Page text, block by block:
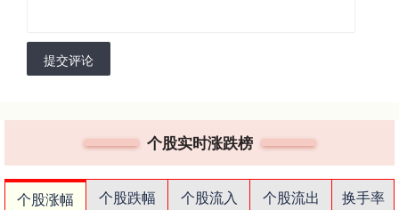
提交评论
个股实时涨跌榜
个股涨幅 个股跌幅 个股流入 个股流出
换手率